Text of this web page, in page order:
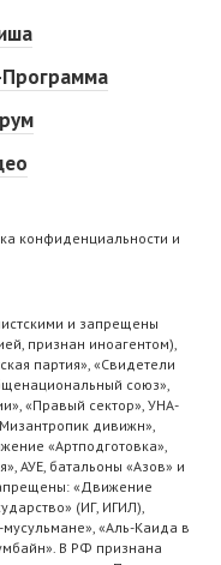
конфиденциальности и
и запрещены
признан иноагентом),
партия», «Свидетели
союз»,
«Правый сектор», УНА-
дивижн»,
«Артподготовка»,
АУЕ, батальоны «Азов» и
«Движение
(ИГ, ИГИЛ),
«Аль-Каида в
В РФ признана